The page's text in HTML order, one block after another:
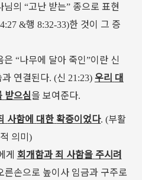
님의 “고난 받는” 종으로 표현
&행 8:32-33)한 것이 그 증
은 “나무에 달아 죽인”이란 신
과 연결된다. (신 21:23) 우리 대
받으심을 보여준다.
사함에 대한 확증이었다. (부활
의미)
게 회개함과 죄 사함을 주시려
른손으로 높이사 임금과 구주로